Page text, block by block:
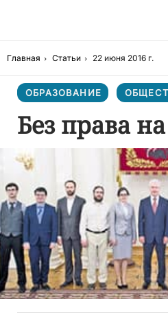
Главная Статьи 22 июня 2016 г.
ОБРАЗОВАНИЕ
Без права